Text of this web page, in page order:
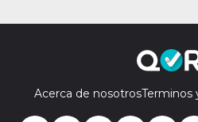
Acerca de nosotrosTerminos